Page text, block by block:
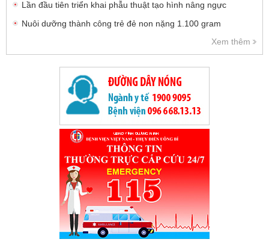
Lần đầu tiên triển khai phẫu thuật tạo hình nâng ngực
Nuôi dưỡng thành công trẻ đẻ non nặng 1.100 gram
Xem thêm